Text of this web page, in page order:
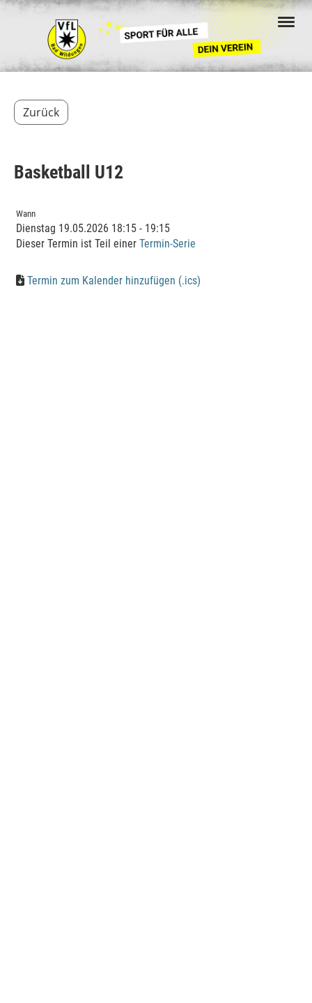
Zurück
Basketball U12
Wann
Dienstag 19.05.2026 18:15 - 19:15
Dieser Termin ist Teil einer Termin-Serie
Termin zum Kalender hinzufügen (.ics)